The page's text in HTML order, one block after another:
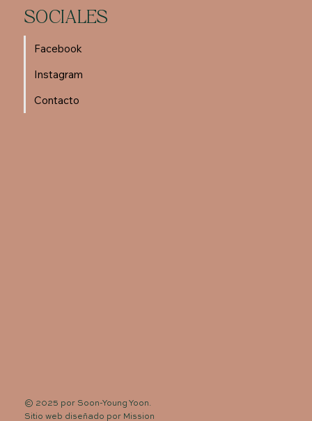
SOCIALES
Facebook
Instagram
Contacto
© 2025 por Soon-Young Yoon.
Sitio web diseñado por Mission